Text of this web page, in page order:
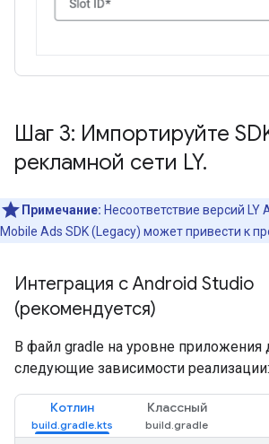
Шаг 3: Импортируйте
рекламной сети LY.
Примечание: Несоответствие версий LY
Mobile Ads SDK (Legacy) может привести к
Интеграция с Android Studio
(рекомендуется)
В файл gradle на уровне приложения
следующие зависимости реализации:
Котлин Классный